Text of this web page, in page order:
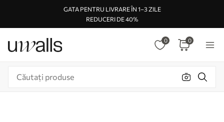
GATA PENTRU LIVRARE ÎN 1–3 ZILE
REDUCERI DE 40%
0 0